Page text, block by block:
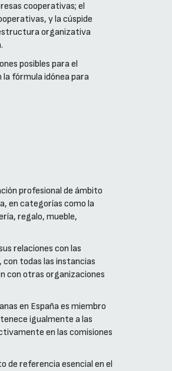
cooperativas; el
y la cúspide
organizativa
posibles para el
fórmula idónea para
profesional de ámbito
en categorías como la
regalo, mueble,
relaciones con las
todas las instancias
con otras organizaciones
en España es miembro
igualmente a las
en las comisiones
de referencia esencial en el